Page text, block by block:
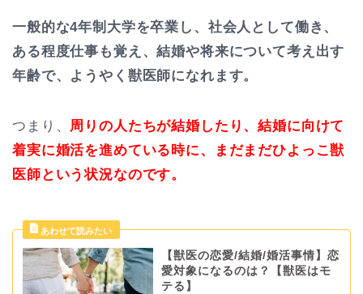
一般的な4年制大学を卒業し、社会人として働き、
ある程度仕事も覚え、結婚や将来について考え出す
年齢で、ようやく獣医師になれます。
つまり、 周りの人たちが結婚したり、結婚に向けて
着実に婚活を進めている時に、まだまだひよっこ獣
医師という状況なのです。
【獣医の恋愛/結婚/婚活事情】恋
愛対象になるのは？【獣医はモ
テる】